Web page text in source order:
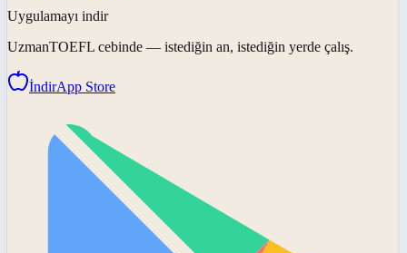
Uygulamayı indir
UzmanTOEFL cebinde — istediğin an, istediğin yerde çalış.
İndirApp Store